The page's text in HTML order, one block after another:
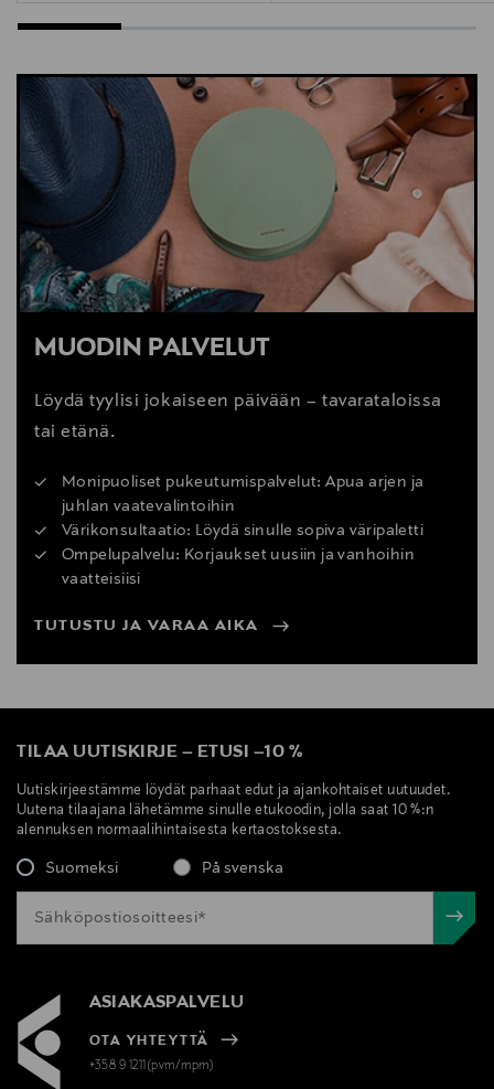
MUODIN PALVELUT
Löydä tyylisi jokaiseen päivään – tavarataloissa
tai etänä.
Monipuoliset pukeutumispalvelut: Apua arjen ja
juhlan vaatevalintoihin
Värikonsultaatio: Löydä sinulle sopiva väripaletti
Ompelupalvelu: Korjaukset uusiin ja vanhoihin
vaatteisiisi
TUTUSTU JA VARAA AIKA
TILAA UUTISKIRJE – ETUSI –10 %
Uutiskirjeestämme löydät parhaat edut ja ajankohtaiset uutuudet.
Uutena tilaajana lähetämme sinulle etukoodin, jolla saat 10 %:n
alennuksen normaalihintaisesta kertaostoksesta.
Suomeksi På svenska
ASIAKASPALVELU
OTA YHTEYTTÄ
+358 9 1211(pvm/mpm)